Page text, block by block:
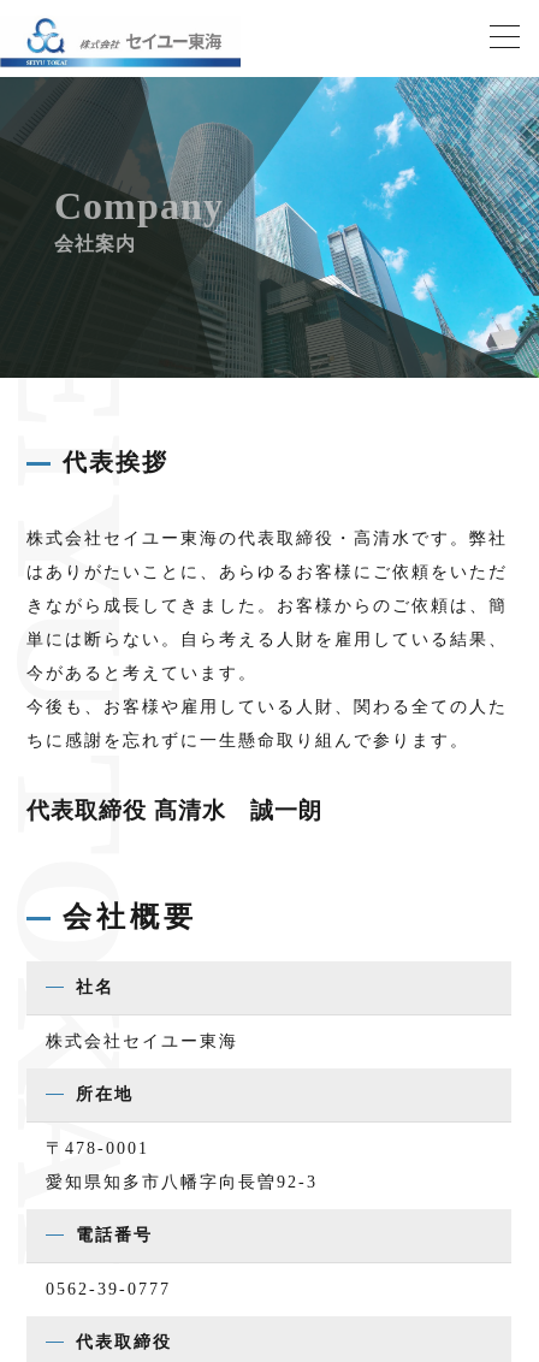
Company
会社案内
代表挨拶
株式会社セイユー東海の代表取締役・高清水です。弊社
はありがたいことに、あらゆるお客様にご依頼をいただ
きながら成長してきました。お客様からのご依頼は、簡
単には断らない。自ら考える人財を雇用している結果、
今があると考えています。
今後も、お客様や雇用している人財、関わる全ての人た
ちに感謝を忘れずに一生懸命取り組んで参ります。
代表取締役 髙清水 誠一朗
会社概要
社名
株式会社セイユー東海
所在地
〒478-0001
愛知県知多市八幡字向長曽92-3
電話番号
0562-39-0777
代表取締役